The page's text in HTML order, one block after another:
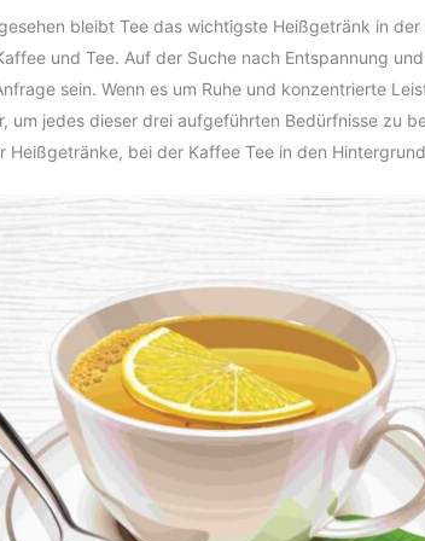
bleibt Tee das wichtigste Heißgetränk in
und Tee. Auf der Suche nach Entspannung
sein. Wenn es um Ruhe und konzentrierte
um jedes dieser drei aufgeführten Bedürfnisse zu
Heißgetränke, bei der Kaffee Tee in den